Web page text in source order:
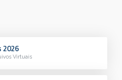
2026
Virtuais